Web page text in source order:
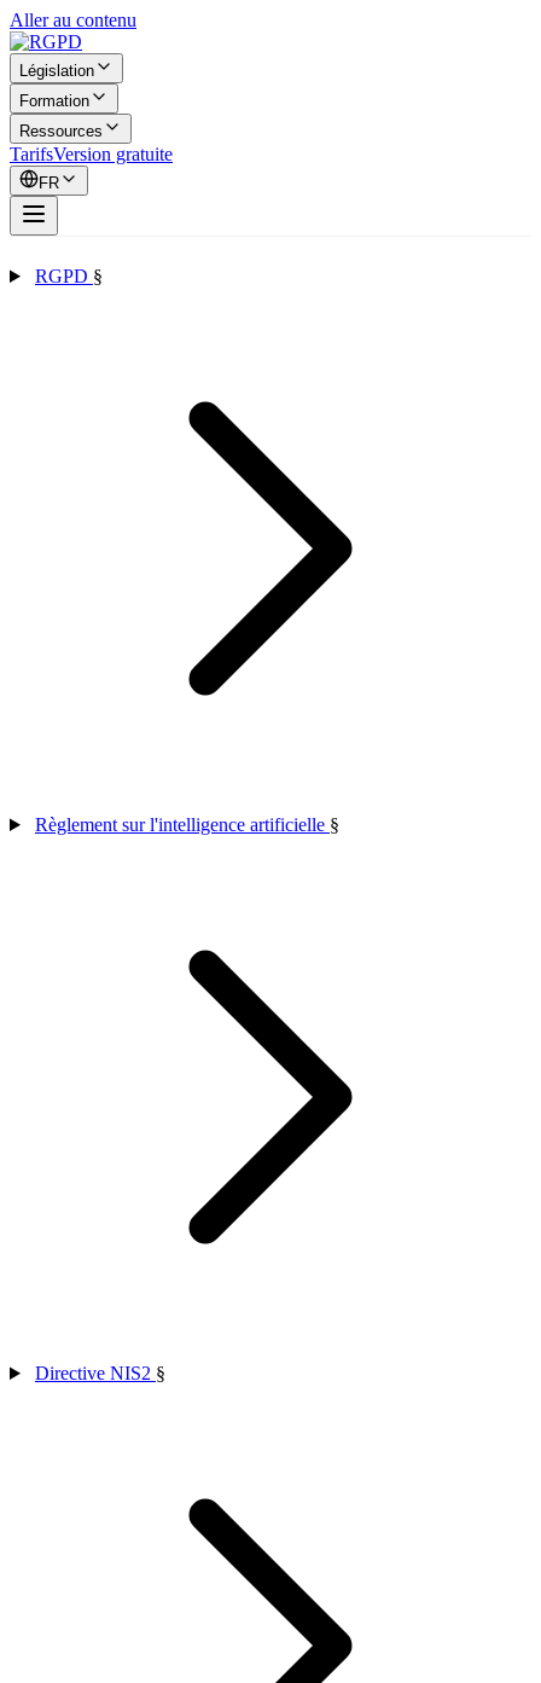
Aller au contenu
Législation
Formation
Ressources
TarifsVersion gratuite
FR
RGPD §
Règlement sur l'intelligence artificielle §
Directive NIS2 §